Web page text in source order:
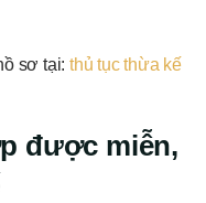
sơ tại: thủ tục thừa kế
được miễn,